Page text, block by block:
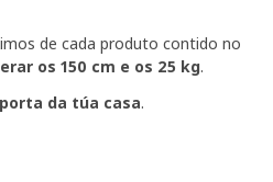
de cada produto contido no
os 150 cm e os 25 kg.
da túa casa.